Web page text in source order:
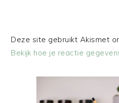
Deze site gebruikt Akismet
Bekijk hoe je reactie